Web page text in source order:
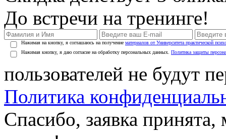
До встречи на тренинге!
Нажимая на кнопку, я соглашаюсь на получение материалов от Университета практической
Нажимая кнопку, я даю согласие на обработку персональных данных. Политика защиты
пользователей не будут
Политика
Спасибо, заявка